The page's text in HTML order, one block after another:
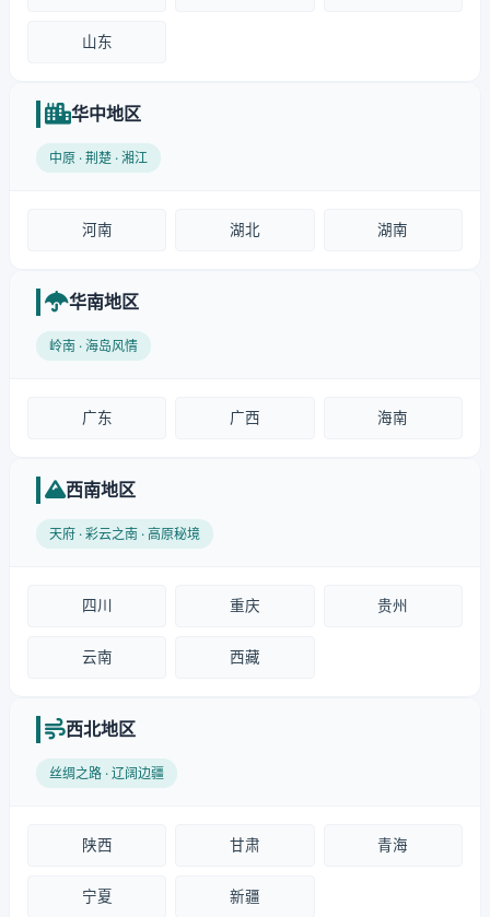
山东
华中地区
中原 · 荆楚 · 湘江
河南 湖北 湖南
华南地区
岭南 · 海岛风情
广东 广西 海南
西南地区
天府 · 彩云之南 · 高原秘境
四川 重庆 贵州
云南 西藏
西北地区
丝绸之路 · 辽阔边疆
陕西 甘肃 青海
宁夏 新疆